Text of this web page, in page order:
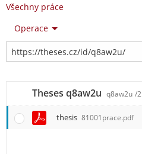
Všechny práce
Operace
Theses q8aw2u q8aw2u /2
thesis 81001prace.pdf